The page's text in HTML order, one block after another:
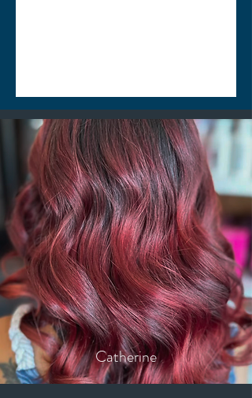
Catherine